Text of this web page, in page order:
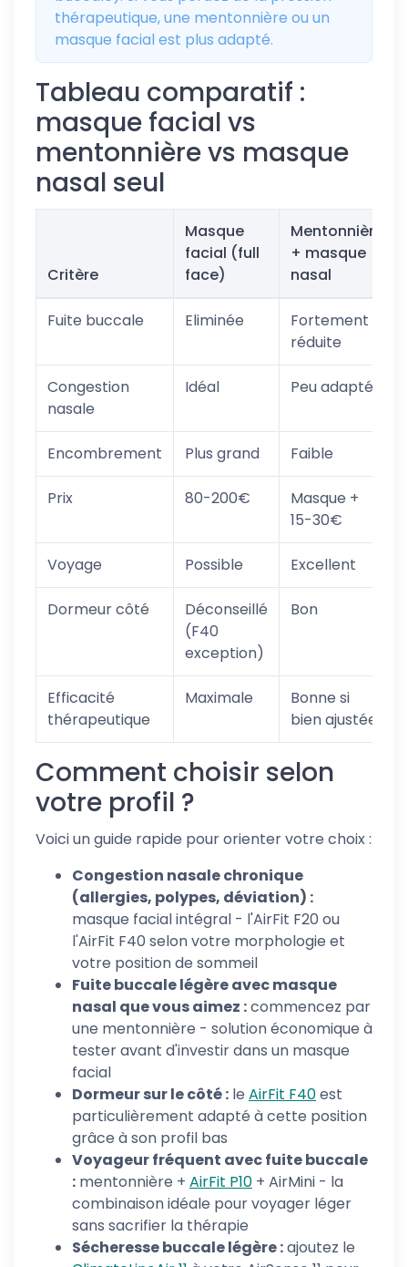
thérapeutique, une mentonnière ou un
masque facial est plus adapté.
Tableau comparatif :
masque facial vs
mentonnière vs masque
nasal seul
Critère
Masque
facial (full
face)
Mentonnière
+ masque
nasal
Fuite buccale Eliminée
Fortement
réduite
Congestion
nasale
Idéal Peu adapté
Encombrement Plus grand Faible
Prix 80-200€
Masque +
15-30€
Voyage Possible Excellent
Dormeur côté
Déconseillé
(F40
exception)
Bon
Efficacité
thérapeutique
Maximale
Bonne si
bien ajustée
Comment choisir selon
votre profil ?
Voici un guide rapide pour orienter votre choix :
Congestion nasale chronique
(allergies, polypes, déviation) :
masque facial intégral - l'AirFit F20 ou
l'AirFit F40 selon votre morphologie et
votre position de sommeil
Fuite buccale légère avec masque
nasal que vous aimez :commencez par
une mentonnière - solution économique à
tester avant d'investir dans un masque
facial
Dormeur sur le côté : le AirFit F40est
particulièrement adapté à cette position
grâce à son profil bas
Voyageur fréquent avec fuite buccale
: mentonnière + AirFit P10 + AirMini - la
combinaison idéale pour voyager léger
sans sacrifier la thérapie
Sécheresse buccale légère :ajoutez le